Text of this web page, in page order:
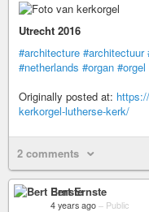
Utrecht 2016
#architecture #architectuur
#netherlands #organ #orgel
Originally posted at:
kerkorgel-lutherse-kerk/
2 comments
Bert Ernste
4 years ago – Public